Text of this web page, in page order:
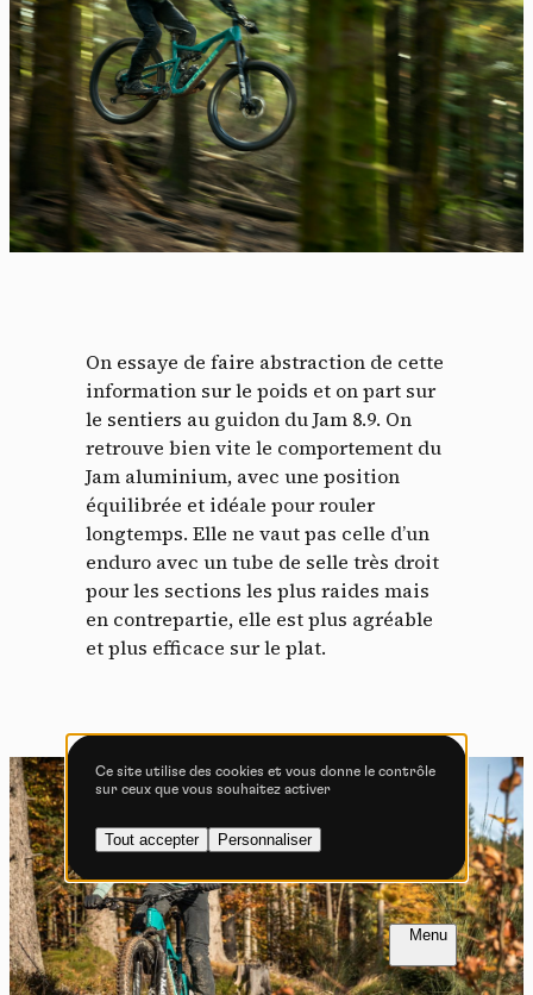
FR NL
On essaye de faire abstraction de cette
information sur le poids et on part sur
le sentiers au guidon du Jam 8.9. On
retrouve bien vite le comportement du
Jam aluminium, avec une position
équilibrée et idéale pour rouler
longtemps. Elle ne vaut pas celle d’un
enduro avec un tube de selle très droit
pour les sections les plus raides mais
en contrepartie, elle est plus agréable
et plus efficace sur le plat.
Panneau de gestion des
nécessaires à leur bon fonctionnement.
Politique de confidentialité
Tout accepter Tout refuser
Vidéos
Les services de partage de vidéo permettent d'enrichir
Vimeo interdit -Ce service peut déposer
Autoriser Interdire
YouTube interdit -
déposer 4 cookies.
Autoriser Interdire
Ce site utilise des cookies et vous donne le contrôle
sur ceux que vous souhaitez activer
Tout accepter Personnaliser